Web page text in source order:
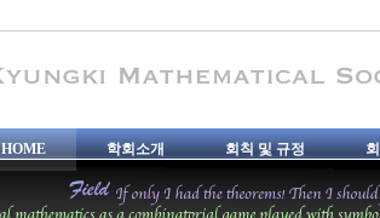
HOME 학회소개 회칙 및 규정